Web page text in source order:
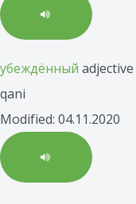
убеждённый adjective
qani
Modified: 04.11.2020